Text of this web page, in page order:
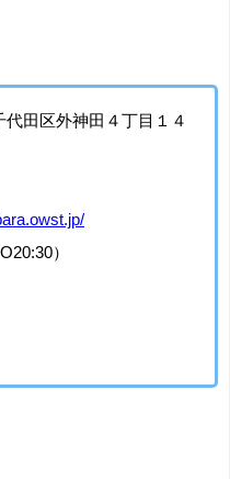
田区外神田４丁目１４
）